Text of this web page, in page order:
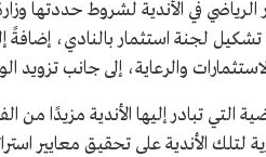
في الأندية لشروط حددتها
لجنة استثمار بالنادي،
والرعاية، إلى جانب تزويد
التي تبادر إليها الأندية مزيدًا
لتلك الأندية على تحقيق معايير